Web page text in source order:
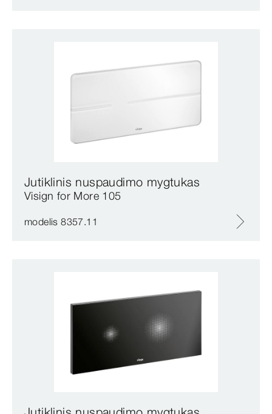
Jutiklinis nuspaudimo mygtukas
Visign for More 105
modelis 8357.11